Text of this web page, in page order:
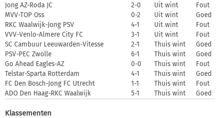
Jong AZ-Roda JC
2-0 Uit wint
Fout
MVV-TOP Oss
0-2 Uit wint
Goed
RKC Waalwijk-Jong PSV
4-1 Uit wint
Fout
VVV-Venlo-Almere City FC
3-1 Uit wint
Fout
SC Cambuur Leeuwarden-Vitesse
2-1 Thuis wint
Goed
PSV-PEC Zwolle
6-1 Thuis wint
Goed
Go Ahead Eagles-AZ
0-0 Thuis wint
Fout
Telstar-Sparta Rotterdam
4-1 Thuis wint
Goed
FC Den Bosch-Jong FC Utrecht
1-1 Thuis wint
Fout
ADO Den Haag-RKC Waalwijk
5-1 Thuis wint Goed
Klassementen